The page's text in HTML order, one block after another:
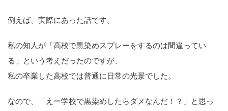
例えば、実際にあった話です。
私の知人が「高校で黒染めスプレーをするのは間違ってい
る」という考えだったのですが、
私の卒業した高校では普通に日常の光景でした。
なので、「えー学校で黒染めしたらダメなんだ！？」と思っ